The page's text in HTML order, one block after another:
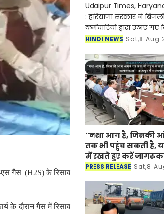
एस गैस (H2S) के रिसाव
के दौरान गैस में रिसाव
Udaipur Times,
: हरियाणा सरकार ने
कर्मचारियों द्वारा उठाए गए
बातचीत के माध्यम से
हड
HINDI NEWS Sat,8 Aug
“नशा आग है, जिसकी
तक भी पहुंच सकती है,
में रखते हुए करें
में राज्यपाल के निर्देश
PRESS RELEASE Sat,8